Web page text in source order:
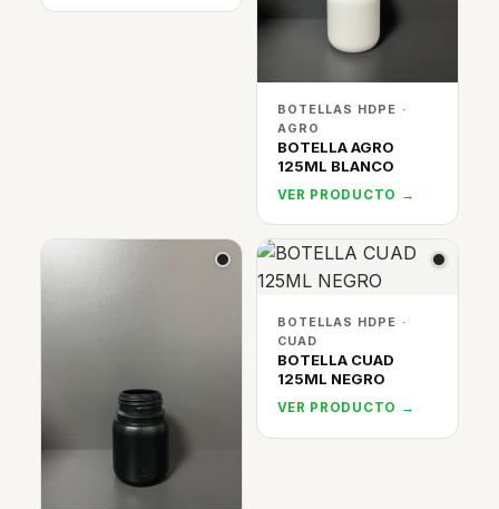
BOTELLAS HDPE ·
AGRO
BOTELLA AGRO
125ML BLANCO
VER PRODUCTO →
BOTELLAS HDPE ·
CUAD
BOTELLA CUAD
125ML NEGRO
VER PRODUCTO →